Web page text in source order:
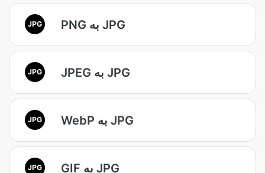
JPG PNG به JPG
JPG JPEG به JPG
JPG WebP به JPG
JPG GIF به JPG